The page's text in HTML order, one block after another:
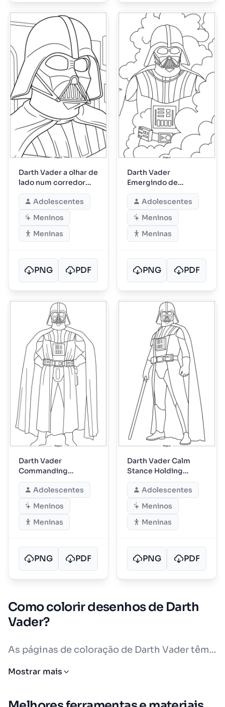
Darth Vader a olhar de
lado num corredor
imperial
Adolescentes
Meninos
Meninas
PNG PDF
Darth Vader
Emergindo de
Fumaça Giratória
Adolescentes
Meninos
Meninas
PNG PDF
Darth Vader
Commanding
Presence Cape
Draped
Adolescentes
Meninos
Meninas
PNG PDF
Darth Vader Calm
Stance Holding
Lightsaber
Adolescentes
Meninos
Meninas
PNG PDF
Como colorir desenhos de Darth
Vader?
As páginas de coloração de Darth Vader têm
muito contraste e muita presença. O visual
em branco. O capacete costuma ser brilhante.
Mostrar mais